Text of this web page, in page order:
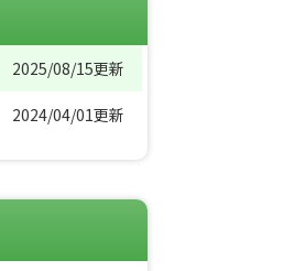
2025/08/15更新
2024/04/01更新